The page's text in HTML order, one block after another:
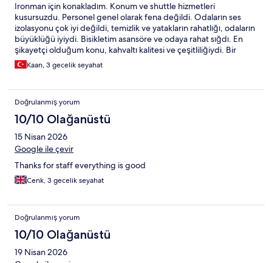
Ironman için konakladım. Konum ve shuttle hizmetleri
kusursuzdu. Personel genel olarak fena değildi. Odaların ses
izolasyonu çok iyi değildi, temizlik ve yatakların rahatlığı, odaların
büyüklüğü iyiydi. Bisikletim asansöre ve odaya rahat sığdı. En
şikayetçi olduğum konu, kahvaltı kalitesi ve çeşitliliğiydi. Bir
vegan olarak kahvaltıda patates dışında bir seçenek bulamadım,
sadece bir sabah mantar vardı. Geldiğimiz bu çağda artık tüm
arttırılmalı (yulaf ezmesi, humus, avokado, fasulye, mantar vs.)
Kaan, 3 gecelik seyahat
Doğrulanmış yorum
10/10 Olağanüstü
15 Nisan 2026
Google ile çevir
Thanks for staff everything is good
Cenk, 3 gecelik seyahat
Doğrulanmış yorum
10/10 Olağanüstü
19 Nisan 2026